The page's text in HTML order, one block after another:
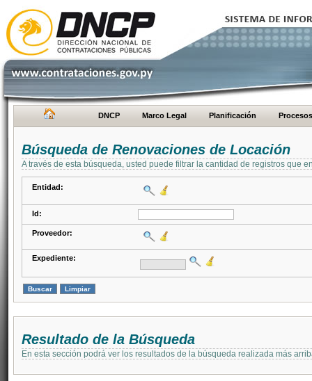
DNCP Marco Legal Planificación Procesos
Búsqueda de Renovaciones de Locación
A través de esta búsqueda, usted puede filtrar la cantidad de registros que
Entidad:
Id:
Proveedor:
Expediente:
Resultado de la Búsqueda
En esta sección podrá ver los resultados de la búsqueda realizada más